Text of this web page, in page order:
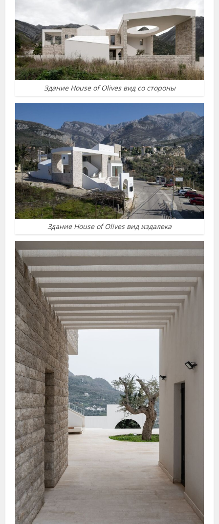
Здание House of Olives вид со стороны
Здание House of Olives вид издалека